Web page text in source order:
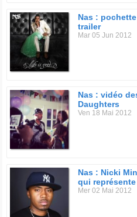
Nas :
trailer
Mar 05 Jun 2012
Nas : vidéo
Daughters
Ven 18 Mai 2012
Nas : Nicki
qui représente
Mer 02 Mai 2012